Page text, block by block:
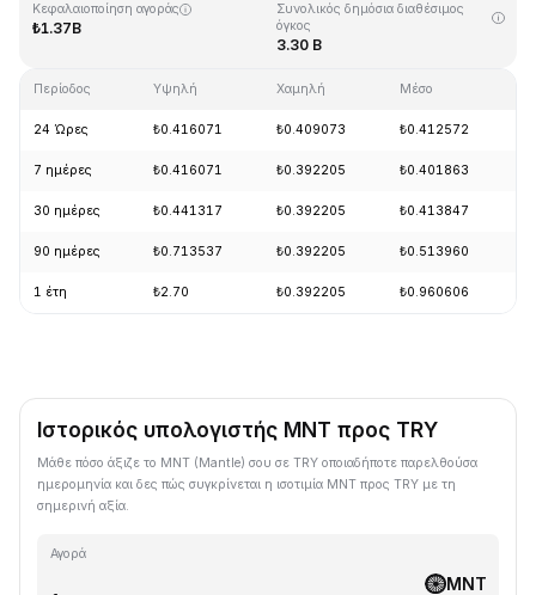
Κεφαλαιοποίηση αγοράς
₺1.37B
Συνολικός δημόσια διαθέσιμος
όγκος
3.30 B
Περίοδος Υψηλή Χαμηλή Μέσο
24 Ώρες ₺0.416071 ₺0.409073 ₺0.412572
7 ημέρες ₺0.416071 ₺0.392205 ₺0.401863
30 ημέρες ₺0.441317 ₺0.392205 ₺0.413847
90 ημέρες ₺0.713537 ₺0.392205 ₺0.513960
1 έτη ₺2.70 ₺0.392205 ₺0.960606
Ιστορικός υπολογιστής MNT προς TRY
Μάθε πόσο άξιζε το MNT (Mantle) σου σε TRY οποιαδήποτε παρελθούσα
ημερομηνία και δες πώς συγκρίνεται η ισοτιμία MNT προς TRY με τη
σημερινή αξία.
Αγορά
MNT